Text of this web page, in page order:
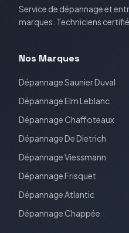
Service de dépannage et
marques. Techniciens
Nos Marques
DépannageSaunier Duval
DépannageElm Leblanc
Dépannage Chaffoteaux
DépannageDe Dietrich
DépannageViessmann
DépannageFrisquet
DépannageAtlantic
Dépannage Chappée